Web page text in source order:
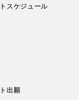
スケジュール
出願